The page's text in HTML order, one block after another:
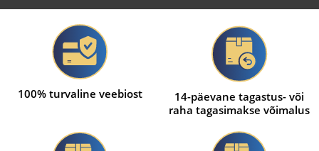
100% turvaline veebiost
14-päevane tagastus- või
raha tagasimakse võimalus